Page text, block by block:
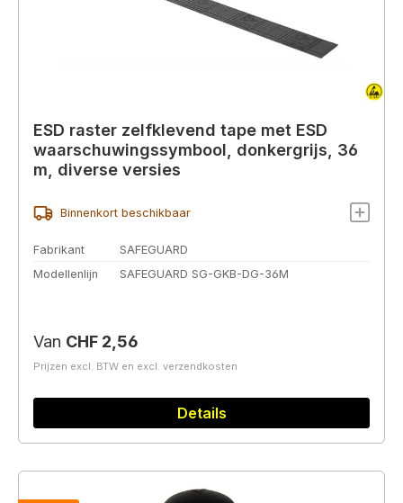
ESD raster zelfklevend tape met ESD
waarschuwingssymbool, donkergrijs, 36
m, diverse versies
Binnenkort beschikbaar
Fabrikant
SAFEGUARD
Modellenlijn
SAFEGUARD SG-GKB-DG-36M
Normale prijs:
Van CHF 2,56
Prijzen excl. BTW en excl. verzendkosten
Details